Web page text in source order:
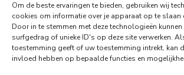
Om de beste ervaringen te bieden, gebruiken wij
cookies om informatie over je apparaat op te slaan
Door in te stemmen met deze technologieën
surfgedrag of unieke ID's op deze site verwerken.
toestemming geeft of uw toestemming intrekt, kan
invloed hebben op bepaalde functies en
Amsterdam.
Lees meer